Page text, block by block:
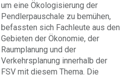
um eine Ökologisierung der
Pendlerpauschale zu bemühen,
befassten sich Fachleute aus den
Gebieten der Ökonomie, der
Raumplanung und der
Verkehrsplanung innerhalb der
FSV mit diesem Thema. Die